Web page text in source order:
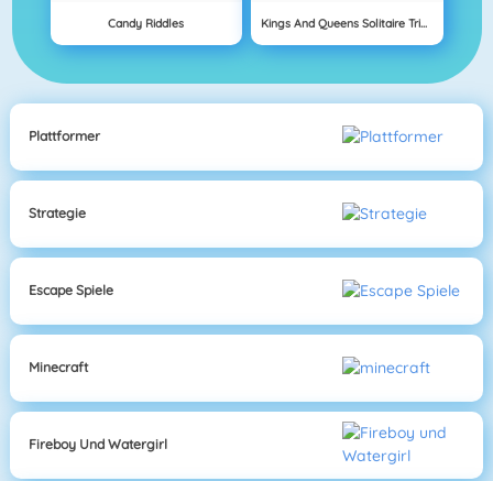
Candy Riddles Kings And Queens Solitaire Tripeaks
Plattformer
Strategie
Escape Spiele
Minecraft
Fireboy Und Watergirl